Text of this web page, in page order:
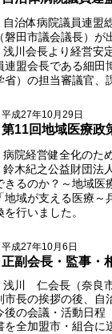
自治体病院議員連盟
（磐田市議会議長）が
浅川会長より経営安
連盟会長である細田
省）の担当審議官、
平成27年10月29日
第11回地域医療政
病院経営健全化のた
鈴木紀之公益財団法
きるのか？～地域医
「地域が支える医療
を行いました。
平成27年10月6日
正副会長・監事・
浅川 仁会長（奈良
市長の挨拶の後、自
後の会議・活動日程
を全加盟市・組合に